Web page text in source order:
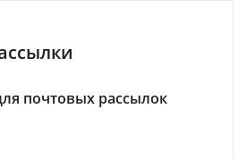
почтовых рассылок